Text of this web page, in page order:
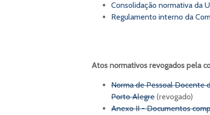
Consolidação normativa da
Regulamento interno da
Atos normativos revogados pela
Norma de Pessoal Docente
Porto Alegre (revogado)
Anexo II - Documentos